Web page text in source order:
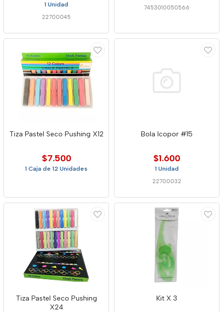
1 Unidad
22700045
7453010050566
Tiza Pastel Seco Pushing X12
$7.500
1 Caja de 12 Unidades
Bola Icopor #15
$1.600
1 Unidad
22700032
Tiza Pastel Seco Pushing
X24
Kit X 3